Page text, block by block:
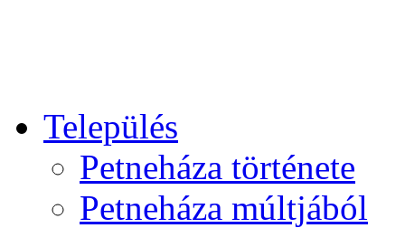
Település
Petneháza története
Petneháza múltjából